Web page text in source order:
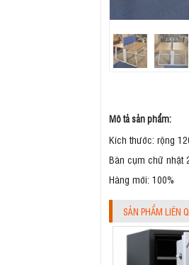
Mô tả sản phẩm:
Kích thước: rộng
Bàn cụm chữ nhật
Hàng mới: 100%
SẢN PHẨM LIÊN